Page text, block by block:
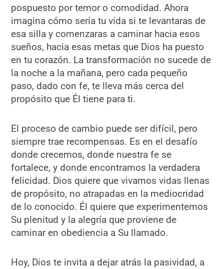
pospuesto por temor o comodidad. Ahora
imagina cómo sería tu vida si te levantaras de
esa silla y comenzaras a caminar hacia esos
sueños, hacia esas metas que Dios ha puesto
en tu corazón. La transformación no sucede de
la noche a la mañana, pero cada pequeño
paso, dado con fe, te lleva más cerca del
propósito que Él tiene para ti.
El proceso de cambio puede ser difícil, pero
siempre trae recompensas. Es en el desafío
donde crecemos, donde nuestra fe se
fortalece, y donde encontramos la verdadera
felicidad. Dios quiere que vivamos vidas llenas
de propósito, no atrapadas en la mediocridad
de lo conocido. Él quiere que experimentemos
Su plenitud y la alegría que proviene de
caminar en obediencia a Su llamado.
Hoy, Dios te invita a dejar atrás la pasividad, a